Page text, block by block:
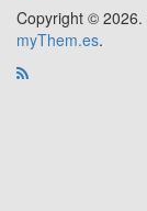
Copyright © 2026.
myThem.es.